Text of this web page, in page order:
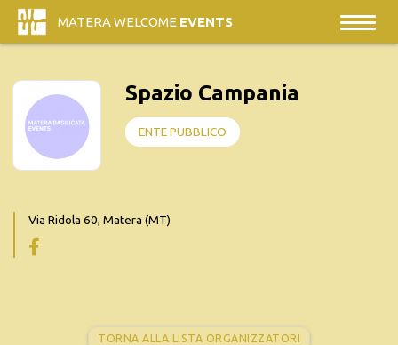
MATERA WELCOME EVENTS
Spazio Campania
ENTE PUBBLICO
Via Ridola 60, Matera (MT)
TORNA ALLA LISTA ORGANIZZATORI